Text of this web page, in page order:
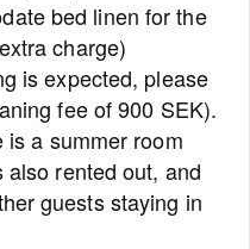
bed linen for the
charge)
is expected, please
fee of 900 SEK).
a summer room
rented out, and
guests staying in